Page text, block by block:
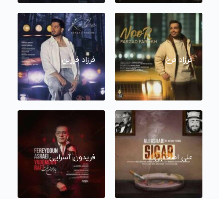
فرزاد فرخ فرزاد فرزین
علی اصحابی فریدون آسرایی